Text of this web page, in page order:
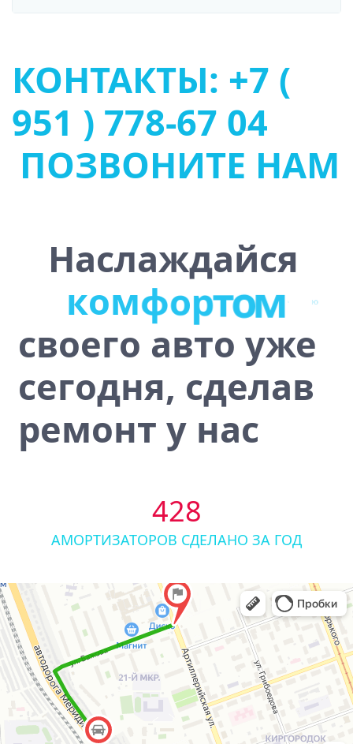
КОНТАКТЫ: +7 (
951 ) 778-67 04
ПОЗВОНИТЕ НАМ
Наслаждайся
комфортом
своего авто уже
сегодня, сделав
ремонт у нас
428
АМОРТИЗАТОРОВ СДЕЛАНО ЗА ГОД